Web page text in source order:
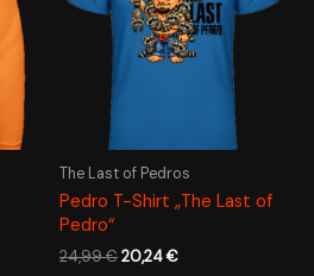
The Last of Pedros
Pedro T-Shirt „The Last of
Pedro“
24,99€20,24€